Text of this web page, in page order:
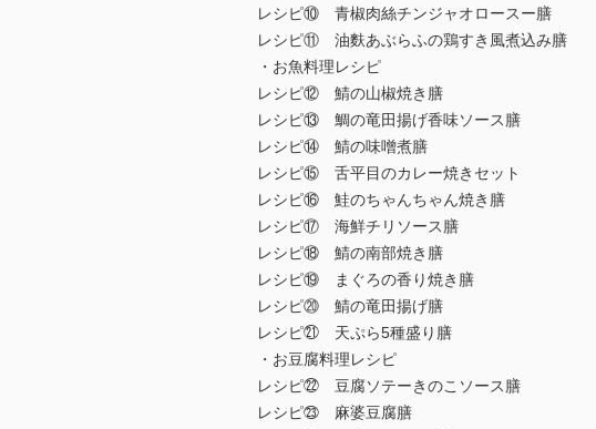
レシピ⑩ 青椒肉絲チンジャオロースー膳
レシピ⑪ 油麩あぶらふの鶏すき風煮込み膳
・お魚料理レシピ
レシピ⑫ 鯖の山椒焼き膳
レシピ⑬ 鯛の竜田揚げ香味ソース膳
レシピ⑭ 鯖の味噌煮膳
レシピ⑮ 舌平目のカレー焼きセット
レシピ⑯ 鮭のちゃんちゃん焼き膳
レシピ⑰ 海鮮チリソース膳
レシピ⑱ 鯖の南部焼き膳
レシピ⑲ まぐろの香り焼き膳
レシピ⑳ 鯖の竜田揚げ膳
レシピ㉑ 天ぷら5種盛り膳
・お豆腐料理レシピ
レシピ㉒ 豆腐ソテーきのこソース膳
レシピ㉓ 麻婆豆腐膳